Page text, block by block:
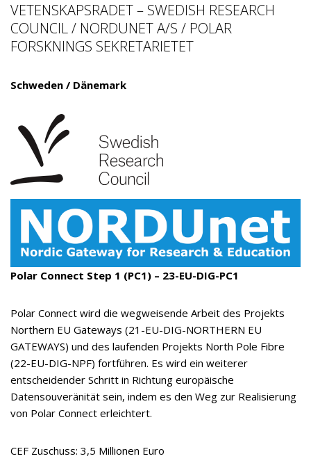
VETENSKAPSRADET – SWEDISH RESEARCH
COUNCIL / NORDUNET A/S / POLAR
FORSKNINGS SEKRETARIETET
Schweden / Dänemark
Polar Connect Step 1 (PC1) – 23-EU-DIG-PC1
Polar Connect wird die wegweisende Arbeit des Projekts
Northern EU Gateways (21-EU-DIG-NORTHERN EU
GATEWAYS) und des laufenden Projekts North Pole Fibre
(22-EU-DIG-NPF) fortführen. Es wird ein weiterer
entscheidender Schritt in Richtung europäische
Datensouveränität sein, indem es den Weg zur Realisierung
von Polar Connect erleichtert.
CEF Zuschuss: 3,5 Millionen Euro